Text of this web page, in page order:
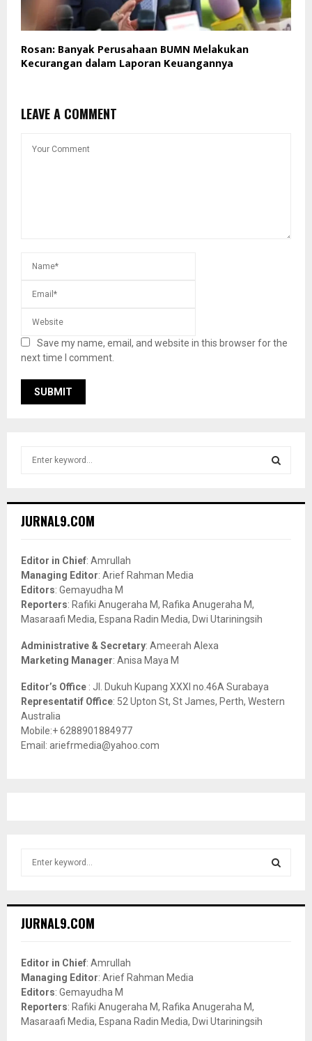
Rosan: Banyak Perusahaan BUMN Melakukan
Kecurangan dalam Laporan Keuangannya
LEAVE A COMMENT
Save my name, email, and website in this browser for the
next time I comment.
h
o
r
:
JURNAL9.COM
Editor in Chief: Amrullah
Managing Editor: Arief Rahman Media
Editors: Gemayudha M
Reporters: Rafiki Anugeraha M, Rafika Anugeraha M,
Masaraafi Media, Espana Radin Media, Dwi Utariningsih
Administrative & Secretary: Ameerah Alexa
Marketing Manager: Anisa Maya M
Editor’s Office : Jl. Dukuh Kupang XXXI no.46A Surabaya
Representatif Office: 52 Upton St, St James, Perth, Western
Australia
Mobile:+ 6288901884977
Email: ariefrmedia@yahoo.com
h
o
r
:
JURNAL9.COM
Editor in Chief: Amrullah
Managing Editor: Arief Rahman Media
Editors: Gemayudha M
Reporters: Rafiki Anugeraha M, Rafika Anugeraha M,
Masaraafi Media, Espana Radin Media, Dwi Utariningsih